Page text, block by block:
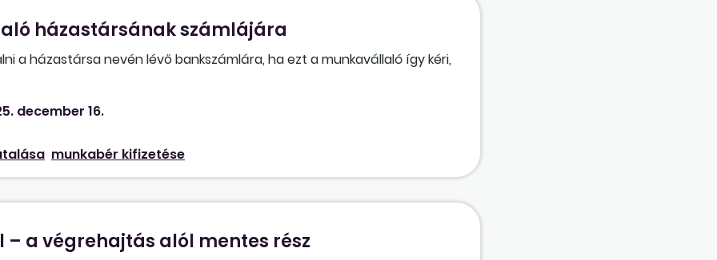
házastársának számlájára
a házastársa nevén lévő bankszámlára, ha ezt a munkavállaló így kéri,
december 16.
munkabér kifizetése
a végrehajtás alól mentes rész